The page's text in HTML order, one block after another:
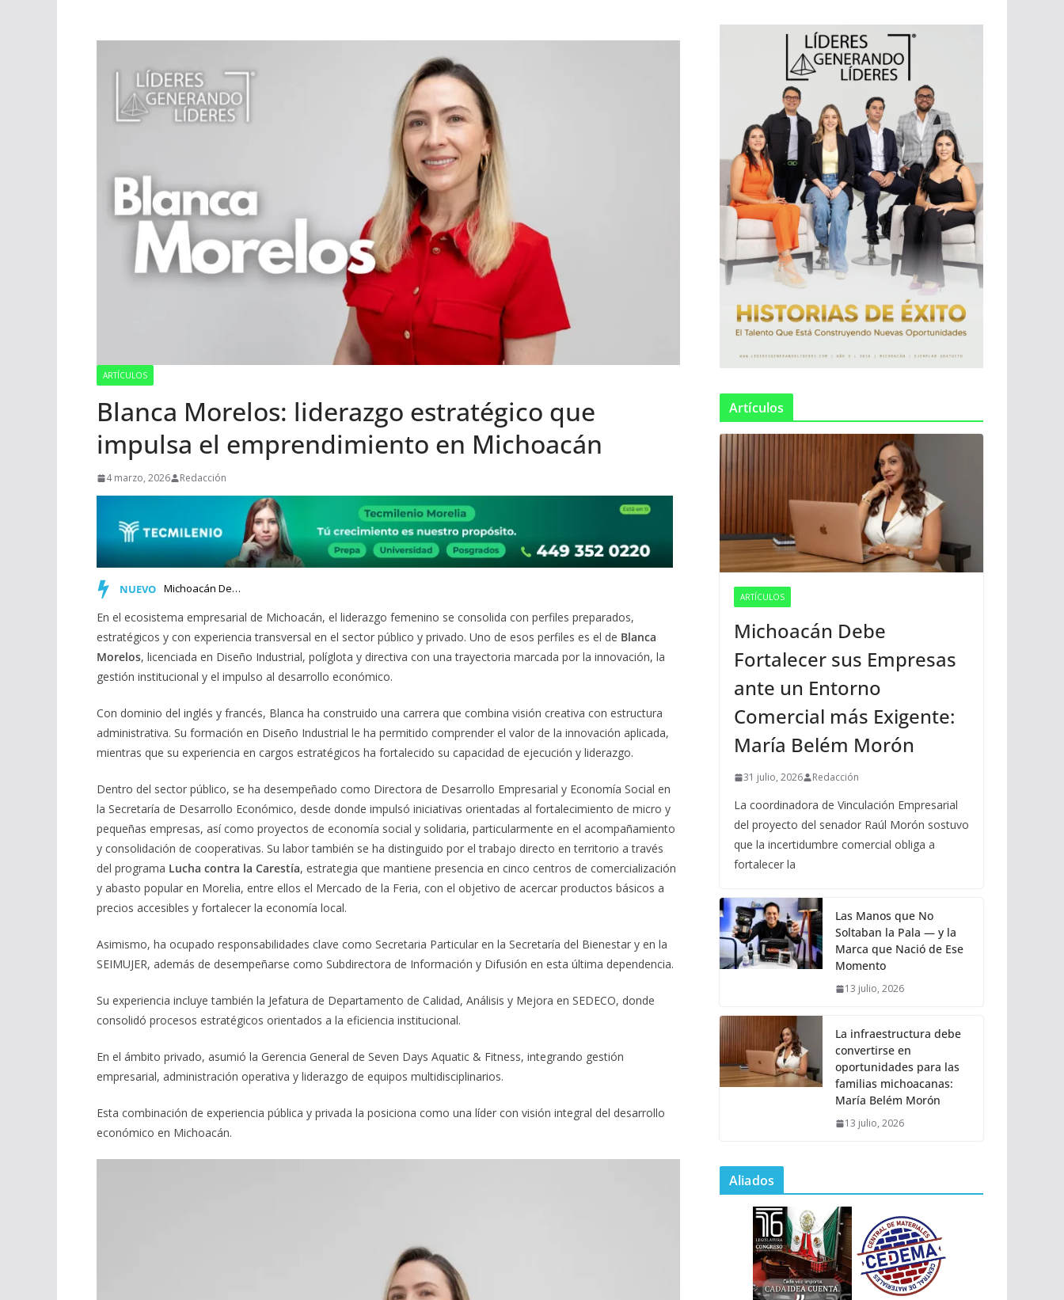
ARTÍCULOS
Blanca Morelos: liderazgo estratégico que
impulsa el emprendimiento en Michoacán
4 marzo, 2026 Redacción
NUEVO Michoacán Debe Fortalecer sus Empresas ante un Entorno Come…
En el ecosistema empresarial de Michoacán, el liderazgo femenino se consolida con perfiles preparados,
estratégicos y con experiencia transversal en el sector público y privado. Uno de esos perfiles es el de Blanca
Morelos, licenciada en Diseño Industrial, políglota y directiva con una trayectoria marcada por la innovación, la
gestión institucional y el impulso al desarrollo económico.
Con dominio del inglés y francés, Blanca ha construido una carrera que combina visión creativa con estructura
administrativa. Su formación en Diseño Industrial le ha permitido comprender el valor de la innovación aplicada,
mientras que su experiencia en cargos estratégicos ha fortalecido su capacidad de ejecución y liderazgo.
Dentro del sector público, se ha desempeñado como Directora de Desarrollo Empresarial y Economía Social en
la Secretaría de Desarrollo Económico, desde donde impulsó iniciativas orientadas al fortalecimiento de micro y
pequeñas empresas, así como proyectos de economía social y solidaria, particularmente en el acompañamiento
y consolidación de cooperativas. Su labor también se ha distinguido por el trabajo directo en territorio a través
del programa Lucha contra la Carestía, estrategia que mantiene presencia en cinco centros de comercialización
y abasto popular en Morelia, entre ellos el Mercado de la Feria, con el objetivo de acercar productos básicos a
precios accesibles y fortalecer la economía local.
Asimismo, ha ocupado responsabilidades clave como Secretaria Particular en la Secretaría del Bienestar y en la
SEIMUJER, además de desempeñarse como Subdirectora de Información y Difusión en esta última dependencia.
Su experiencia incluye también la Jefatura de Departamento de Calidad, Análisis y Mejora en SEDECO, donde
consolidó procesos estratégicos orientados a la eficiencia institucional.
En el ámbito privado, asumió la Gerencia General de Seven Days Aquatic & Fitness, integrando gestión
empresarial, administración operativa y liderazgo de equipos multidisciplinarios.
Esta combinación de experiencia pública y privada la posiciona como una líder con visión integral del desarrollo
económico en Michoacán.
Artículos
ARTÍCULOS
Michoacán Debe
Fortalecer sus Empresas
ante un Entorno
Comercial más Exigente:
María Belém Morón
31 julio, 2026 Redacción
La coordinadora de Vinculación Empresarial
del proyecto del senador Raúl Morón sostuvo
que la incertidumbre comercial obliga a
fortalecer la
Las Manos que No
Soltaban la Pala — y la
Marca que Nació de Ese
Momento
13 julio, 2026
La infraestructura debe
convertirse en
oportunidades para las
familias michoacanas:
María Belém Morón
13 julio, 2026
Aliados